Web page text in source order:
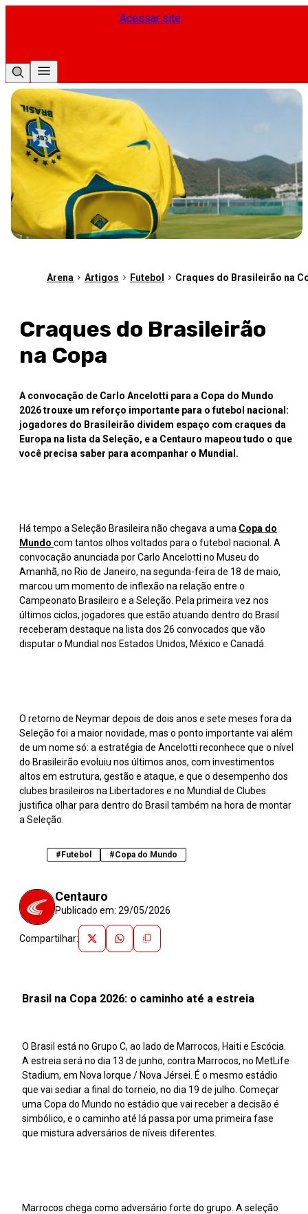
Acessar site
Arena Artigos Futebol Craques do Brasileirão na
Craques do Brasileirão
na Copa
A convocação de Carlo Ancelotti para a Copa do Mundo
2026 trouxe um reforço importante para o futebol nacional:
jogadores do Brasileirão dividem espaço com craques da
Europa na lista da Seleção, e a Centauro mapeou tudo o que
você precisa saber para acompanhar o Mundial.
Há tempo a Seleção Brasileira não chegava a uma Copa do
Mundo com tantos olhos voltados para o futebol nacional. A
convocação anunciada por Carlo Ancelotti no Museu do
Amanhã, no Rio de Janeiro, na segunda-feira de 18 de maio,
marcou um momento de inflexão na relação entre o
Campeonato Brasileiro e a Seleção. Pela primeira vez nos
últimos ciclos, jogadores que estão atuando dentro do Brasil
receberam destaque na lista dos 26 convocados que vão
disputar o Mundial nos Estados Unidos, México e Canadá.
O retorno de Neymar depois de dois anos e sete meses fora da
Seleção foi a maior novidade, mas o ponto importante vai além
de um nome só: a estratégia de Ancelotti reconhece que o nível
do Brasileirão evoluiu nos últimos anos, com investimentos
altos em estrutura, gestão e ataque, e que o desempenho dos
clubes brasileiros na Libertadores e no Mundial de Clubes
justifica olhar para dentro do Brasil também na hora de montar
a Seleção.
#Futebol #Copa do Mundo
Centauro
Publicado em: 29/05/2026
Compartilhar:
Brasil na Copa 2026: o caminho até a estreia
O Brasil está no Grupo C, ao lado de Marrocos, Haiti e Escócia.
A estreia será no dia 13 de junho, contra Marrocos, no MetLife
Stadium, em Nova Iorque / Nova Jérsei. É o mesmo estádio
que vai sediar a final do torneio, no dia 19 de julho. Começar
uma Copa do Mundo no estádio que vai receber a decisão é
simbólico, e o caminho até lá passa por uma primeira fase
que mistura adversários de níveis diferentes.
Marrocos chega como adversário forte do grupo. A seleção